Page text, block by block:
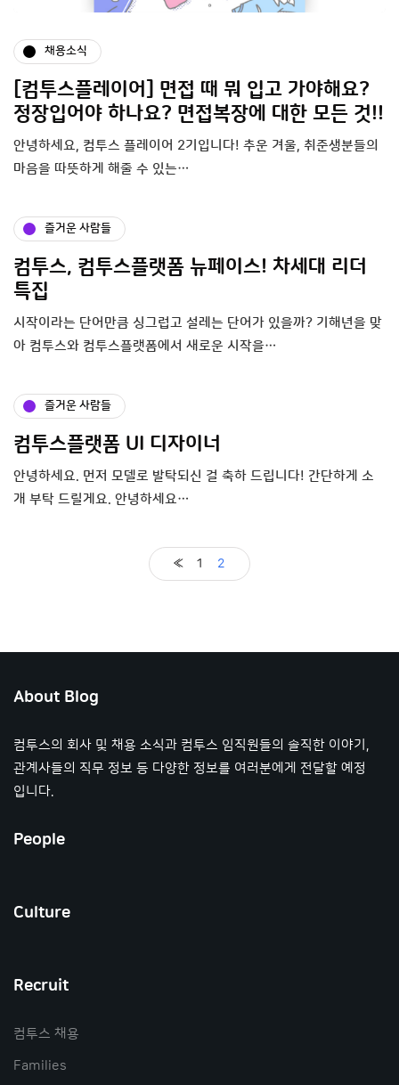
채용소식
[컴투스플레이어] 면접 때 뭐 입고 가야해요?
정장입어야 하나요? 면접복장에 대한 모든 것!!
안녕하세요, 컴투스 플레이어 2기입니다! 추운 겨울, 취준생분들의
마음을 따뜻하게 해줄 수 있는…
즐거운 사람들
컴투스, 컴투스플랫폼 뉴페이스! 차세대 리더
특집
시작이라는 단어만큼 싱그럽고 설레는 단어가 있을까? 기해년을 맞
아 컴투스와 컴투스플랫폼에서 새로운 시작을…
즐거운 사람들
컴투스플랫폼 UI 디자이너
안녕하세요. 먼저 모델로 발탁되신 걸 축하 드립니다! 간단하게 소
개 부탁 드릴게요. 안녕하세요…
« 1 2
About Blog
컴투스의 회사 및 채용 소식과 컴투스 임직원들의 솔직한 이야기,
관계사들의 직무 정보 등 다양한 정보를 여러분에게 전달할 예정
입니다.
People
Culture
Recruit
컴투스 채용
Families